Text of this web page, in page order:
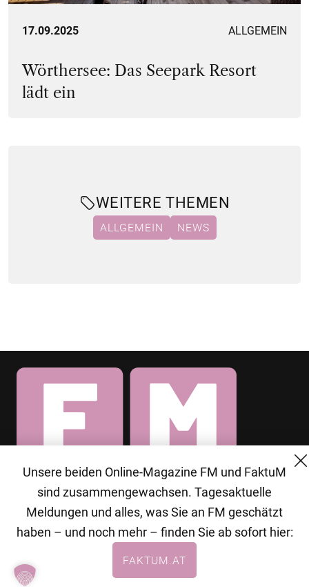
17.09.2025 ALLGEMEIN
Wörthersee: Das Seepark Resort
lädt ein
WEITERE THEMEN
ALLGEMEIN NEWS
© 2026 MG Mediengruppe GmbH
MG Mediengruppe GmbH
Burgring 1/7
1010 Wien
Unsere beiden Online-Magazine FM und FaktuM
sind zusammengewachsen. Tagesaktuelle
Meldungen und alles, was Sie an FM geschätzt
haben – und noch mehr – finden Sie ab sofort hier:
FAKTUM.AT